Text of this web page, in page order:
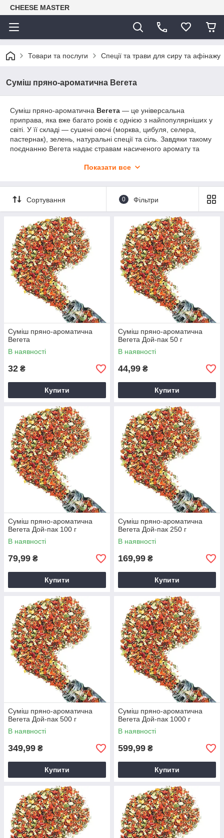
CHEESE MASTER
Товари та послуги Спеції та трави для сиру та афінажу
Суміш пряно-ароматична Вегета
Суміш пряно-ароматична Вегета — це універсальна
приправа, яка вже багато років є однією з найпопулярніших у
світі. У її складі — сушені овочі (морква, цибуля, селера,
пастернак), зелень, натуральні спеції та сіль. Завдяки такому
поєднанню Вегета надає стравам насиченого аромату та
Вона ідеально підходить для приготування супів, бульйонів,
найпростіша страва заграє новими відтінками смаку. Вегета
зручна у використанні, адже дозволяє замінити кілька спецій
одночасно.
Крім кулінарних властивостей, ця приправа зберігає користь
овочів та трав, які входять до її складу. Вона не містить
штучних підсилювачів смаку та консервантів, що робить її
натуральним і безпечним продуктом.
У нашому каталозі представленависокоякісна Вегета у
зручному пакуванні
, яке зберігає свіжість, аромат і
властивості суміші. Це приправа, яка стане незамінною на
будь-якій кухні.
Показати все
Сортування 0 Фільтри
Суміш пряно-ароматична
Вегета
В наявності
32 ₴
Купити
Суміш пряно-ароматична
Вегета Дой-пак 50 г
В наявності
44,99 ₴
Купити
Суміш пряно-ароматична
Вегета Дой-пак 100 г
В наявності
79,99 ₴
Купити
Суміш пряно-ароматична
Вегета Дой-пак 250 г
В наявності
169,99 ₴
Купити
Суміш пряно-ароматична
Вегета Дой-пак 500 г
В наявності
349,99 ₴
Купити
Суміш пряно-ароматична
Вегета Дой-пак 1000 г
В наявності
599,99 ₴
Купити